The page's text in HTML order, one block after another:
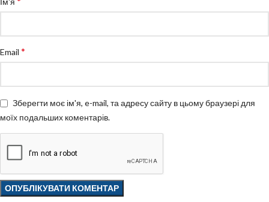
Email *
Зберегти моє ім'я, e-mail, та адресу сайту в цьому браузері для
моїх подальших коментарів.